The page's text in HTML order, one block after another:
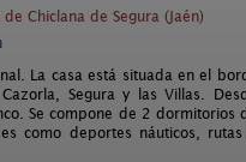
de Chiclana de Segura (Jaén)
La casa está situada en el
Segura y las Villas.
Se compone de 2 dormitorios
como deportes náuticos,